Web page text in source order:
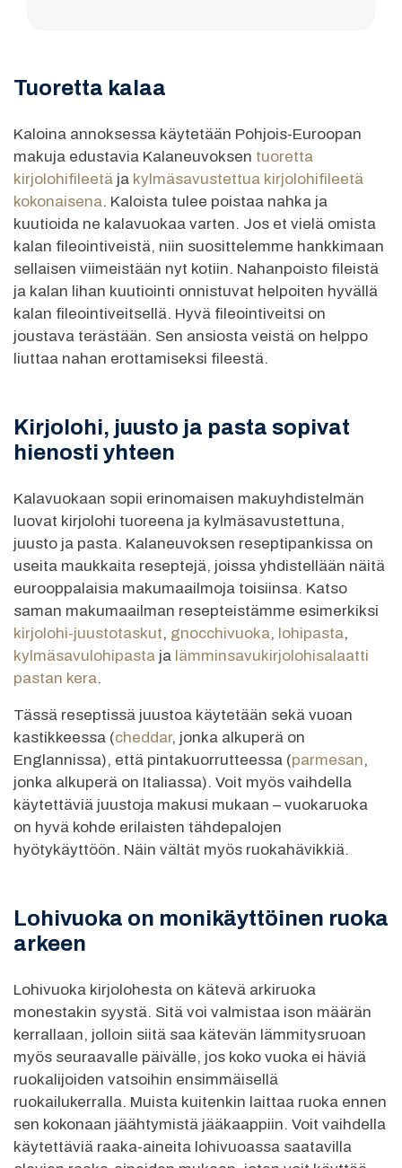
Tuoretta kalaa
Kaloina annoksessa käytetään Pohjois-Euroopan
makuja edustavia Kalaneuvoksen tuoretta
kirjolohifileetä ja kylmäsavustettua kirjolohifileetä
kokonaisena. Kaloista tulee poistaa nahka ja
kuutioida ne kalavuokaa varten. Jos et vielä omista
kalan fileointiveistä, niin suosittelemme hankkimaan
sellaisen viimeistään nyt kotiin. Nahanpoisto fileistä
ja kalan lihan kuutiointi onnistuvat helpoiten hyvällä
kalan fileointiveitsellä. Hyvä fileointiveitsi on
joustava terästään. Sen ansiosta veistä on helppo
liuttaa nahan erottamiseksi fileestä.
Kirjolohi, juusto ja pasta sopivat
hienosti yhteen
Kalavuokaan sopii erinomaisen makuyhdistelmän
luovat kirjolohi tuoreena ja kylmäsavustettuna,
juusto ja pasta. Kalaneuvoksen reseptipankissa on
useita maukkaita reseptejä, joissa yhdistellään näitä
eurooppalaisia makumaailmoja toisiinsa. Katso
saman makumaailman resepteistämme esimerkiksi
kirjolohi-juustotaskut, gnocchivuoka, lohipasta,
kylmäsavulohipasta ja lämminsavukirjolohisalaatti
pastan kera.
Tässä reseptissä juustoa käytetään sekä vuoan
kastikkeessa (cheddar, jonka alkuperä on
Englannissa), että pintakuorrutteessa (parmesan,
jonka alkuperä on Italiassa). Voit myös vaihdella
käytettäviä juustoja makusi mukaan – vuokaruoka
on hyvä kohde erilaisten tähdepalojen
hyötykäyttöön. Näin vältät myös ruokahävikkiä.
Lohivuoka on monikäyttöinen ruoka
arkeen
Lohivuoka kirjolohesta on kätevä arkiruoka
monestakin syystä. Sitä voi valmistaa ison määrän
kerrallaan, jolloin siitä saa kätevän lämmitysruoan
myös seuraavalle päivälle, jos koko vuoka ei häviä
ruokalijoiden vatsoihin ensimmäisellä
ruokailukerralla. Muista kuitenkin laittaa ruoka ennen
sen kokonaan jäähtymistä jääkaappiin. Voit vaihdella
käytettäviä raaka-aineita lohivuoassa saatavilla